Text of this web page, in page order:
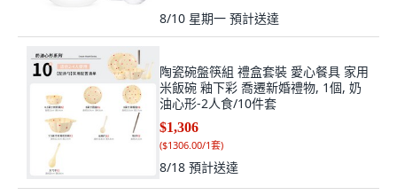
8/10 星期一 預計送達
陶瓷碗盤筷組 禮盒套裝 愛心餐具 家用
米飯碗 釉下彩 喬遷新婚禮物, 1個, 奶
油心形-2人食/10件套
$1,306
($1306.00/1套)
8/18 預計送達